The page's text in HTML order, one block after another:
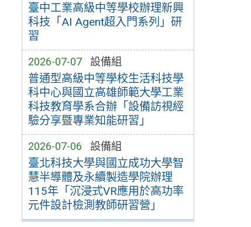
臺中工業高級中等學校辦理新興
科技「AI Agent超入門系列」研
習
2026-07-07 設備組
普通型高級中等學校生活科技學
科中心與國立高雄師範大學工業
科技教育學系合辦「設備訪視經
驗分享暨專業知能研習」
2026-07-06 設備組
臺北科技大學與國立成功大學智
慧半導體及永續製造學院辦理
115年「沉浸式VR應用於高功率
元件設計檢測教師研習營」